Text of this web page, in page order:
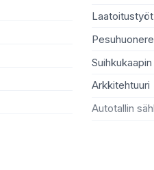
Laatoitustyöt
Arkkitehtuuri
Autotallin